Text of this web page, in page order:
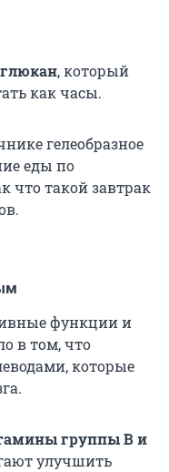
, который
как часы.
гелеобразное
еды по
что такой завтрак
функции и
в том, что
которые
группы В и
улучшить